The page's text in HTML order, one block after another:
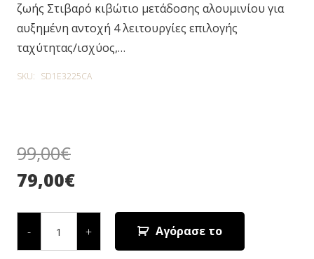
ζωής Στιβαρό κιβώτιο μετάδοσης αλουμινίου για
αυξημένη αντοχή 4 λειτουργίες επιλογής
ταχύτητας/ισχύος,…
SKU: SD1E3225CA
99,00€
79,00€
-
ΠΑΛΜΙΚΟ
ΚΑΤΣΑΒΙΔΙ
COMPACT
ΜΠΑΤΑΡΙΑΣ
+ Αγόρασε το